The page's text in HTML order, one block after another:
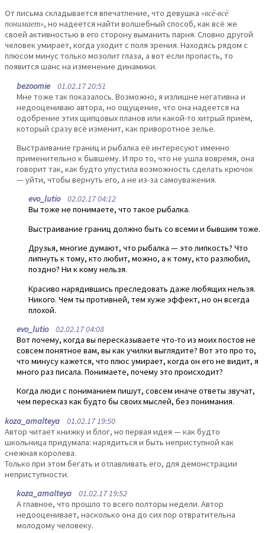
От письма складывается впечатление, что девушка «всё-всё
понимает», но надеется найти волшебный способ, как всё же
своей активностью в его сторону выманить парня. Словно другой
человек умирает, когда уходит с поля зрения. Находясь рядом с
плюсом минус только мозолит глаза, а вот если пропасть, то
появится шанс на изменение динамики.
bezoomie 01.02.17 20:51
Мне тоже так показалось. Возможно, я излишне негативна и
недооцениваю автора, но ощущение, что она надеется на
одобрение этих щипцовых планов или какой-то хитрый приём,
который сразу всё изменит, как приворотное зелье.
Выстраивание границ и рыбалка её интересуют именно
применительно к бывшему. И про то, что не ушла вовремя, она
говорит так, как будто упустила возможность сделать крючок
— уйти, чтобы вернуть его, а не из-за самоуважения.
evo_lutio02.02.17 04:12
Вы тоже не понимаете, что такое рыбалка.
Выстраивание границ должно быть со всеми и бывшим тоже.
Друзья, многие думают, что рыбалка — это липкость? Что
липнуть к тому, кто любит, можно, а к тому, кто разлюбил,
поздно? Ни к кому нельзя.
Красиво нарядившись преследовать даже любящих нельзя.
Никого. Чем ты противней, тем хуже эффект, но он всегда
плохой.
evo_lutio02.02.17 04:08
Вот почему, когда вы пересказываете что-то из моих постов не
совсем понятное вам, вы как училки выглядите? Вот это про то,
что минусу кажется, что плюс умирает, когда он его не видит, я
много раз писала. Понимаете, почему это происходит?
Когда люди с пониманием пишут, совсем иначе ответы звучат,
чем пересказ как будто бы своих мыслей, без понимания.
koza_amalteya 01.02.17 19:50
Автор читает книжку и блог, но первая идея — как будто
школьница придумала: нарядиться и быть неприступной как
снежная королева.
Только при этом бегать и отлавливать его, для демонстрации
неприступности.
koza_amalteya 01.02.17 19:52
А главное, что прошло то всего полторы недели. Автор
недооценивает, насколько она до сих пор отвратительна
молодому человеку.